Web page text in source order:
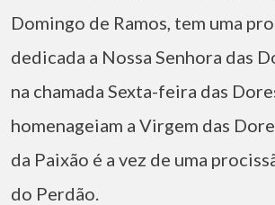
Domingo de Ramos, tem uma
dedicada a Nossa Senhora das
na chamada Sexta-feira das
homenageiam a Virgem das
da Paixão é a vez de uma
do Perdão.